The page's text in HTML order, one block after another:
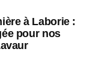
à Laborie :
pour nos